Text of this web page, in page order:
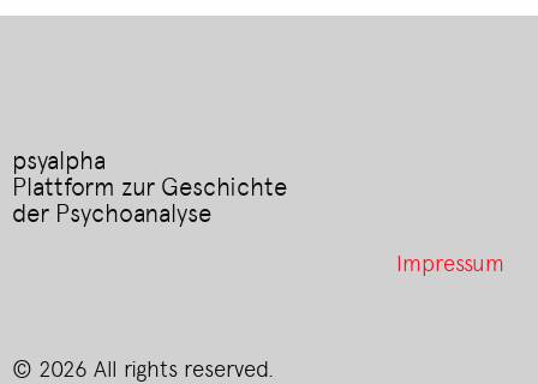
psyalpha
Plattform zur Geschichte
der Psychoanalyse
Impressum
© 2026 All rights reserved.